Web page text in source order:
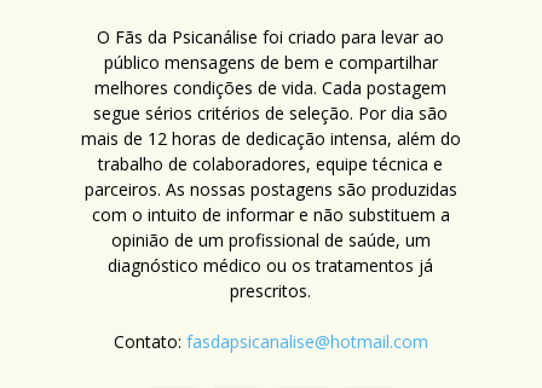
O Fãs da Psicanálise foi criado para levar ao
público mensagens de bem e compartilhar
melhores condições de vida. Cada postagem
segue sérios critérios de seleção. Por dia são
mais de 12 horas de dedicação intensa, além do
trabalho de colaboradores, equipe técnica e
parceiros. As nossas postagens são produzidas
com o intuito de informar e não substituem a
opinião de um profissional de saúde, um
diagnóstico médico ou os tratamentos já
prescritos.
Contato: fasdapsicanalise@hotmail.com